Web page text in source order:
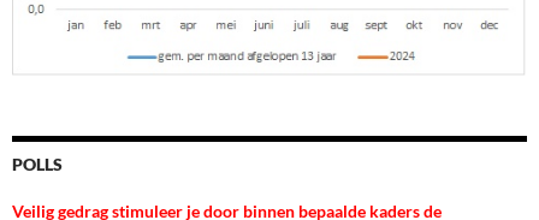
POLLS
Veilig gedrag stimuleer je door binnen bepaalde kaders de